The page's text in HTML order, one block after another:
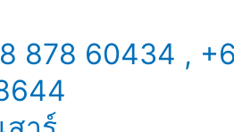
878 60434 ,